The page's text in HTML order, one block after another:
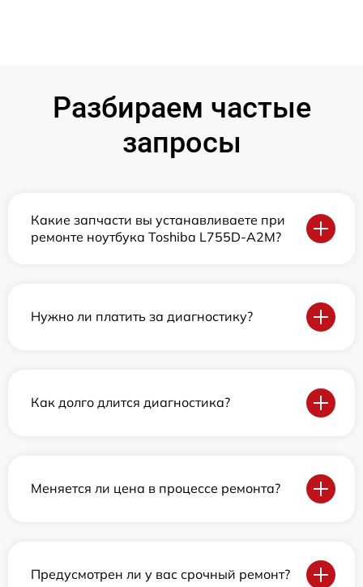
Разбираем частые
запросы
Какие запчасти вы устанавливаете при
ремонте ноутбука Toshiba L755D-A2M?
Нужно ли платить за диагностику?
Как долго длится диагностика?
Меняется ли цена в процессе ремонта?
Предусмотрен ли у вас срочный ремонт?